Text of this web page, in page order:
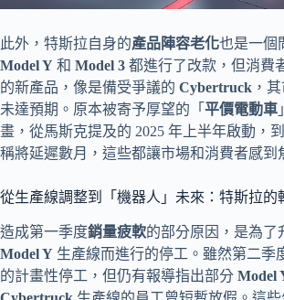
此外，特斯拉自身的產品陣容老化也是一個
Model Y 和 Model 3 都進行了改款，但消費
的新產品，像是備受爭議的 Cybertruck ，
未達預期。原本被寄予厚望的「 平價電動車
畫，從馬斯克提及的 2025 年上半年啟動，
稱將延遲數月，這些都讓市場和消費者感到
從生產線調整到「機器人」未來：特斯拉的
造成第一季度銷量疲軟的部分原因，是為了
Model Y 生產線而進行的停工。雖然第二季
的計畫性停工，但仍有報導指出部分 Model